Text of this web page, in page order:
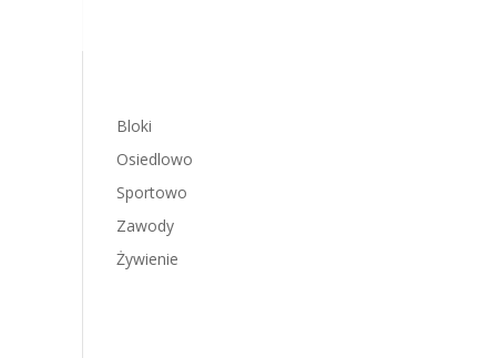
Bloki
Osiedlowo
Sportowo
Zawody
Żywienie